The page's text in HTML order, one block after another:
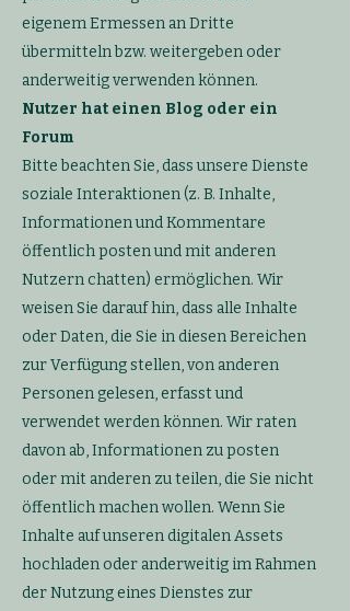
eigenem Ermessen an Dritte
übermitteln bzw. weitergeben oder
anderweitig verwenden können.
Nutzer hat einen Blog oder ein
Forum
Bitte beachten Sie, dass unsere Dienste
soziale Interaktionen (z. B. Inhalte,
Informationen und Kommentare
öffentlich posten und mit anderen
Nutzern chatten) ermöglichen. Wir
weisen Sie darauf hin, dass alle Inhalte
oder Daten, die Sie in diesen Bereichen
zur Verfügung stellen, von anderen
Personen gelesen, erfasst und
verwendet werden können. Wir raten
davon ab, Informationen zu posten
oder mit anderen zu teilen, die Sie nicht
öffentlich machen wollen. Wenn Sie
Inhalte auf unseren digitalen Assets
hochladen oder anderweitig im Rahmen
der Nutzung eines Dienstes zur